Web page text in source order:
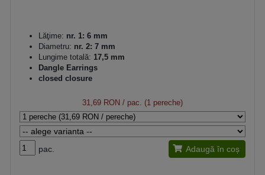
Lăţime: nr. 1: 6 mm
Diametru: nr. 2: 7 mm
Lungime totală: 17,5 mm
Dangle Earrings
closed closure
31,69 RON / pac. (1 pereche)
pac. Adaugă în coș